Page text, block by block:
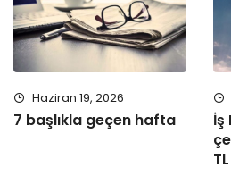
Haziran 19, 2026
7 başlıkla geçen hafta
İş
TL